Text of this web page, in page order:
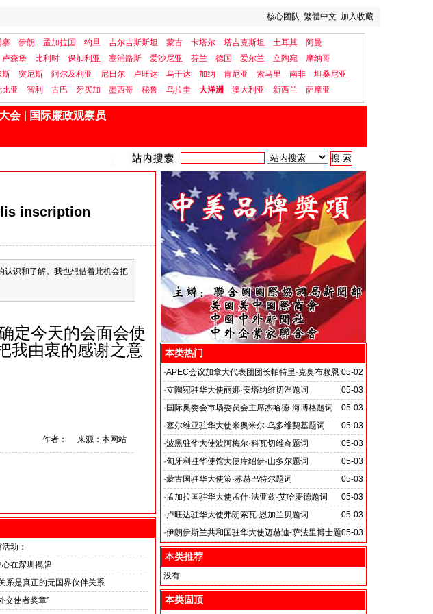
核心团队 繁體中文 加入收藏
寨 伊朗 孟加拉国 约旦 吉尔吉斯斯坦 蒙古 卡塔尔 塔吉克斯坦 土耳其
阿曼
卢森堡 比利时 保加利亚 塞浦路斯 爱沙尼亚 芬兰 德国 爱尔兰 立陶宛
摩纳哥
斯 突尼斯 阿尔及利亚 尼日尔 卢旺达 乌干达 加纳 肯尼亚 索马里 南非
坦桑尼亚
比亚 智利 古巴 牙买加 墨西哥 秘鲁 乌拉圭 大洋洲 澳大利亚 新西兰 萨摩亚
会 国际廉政观察员
inscription
认识和了解。我也想借着此机会把
定今天的会面会使
我由衷的感谢之意
作者： 来源：本网站
动：
培训专题研讨会
在深圳揭牌
系是真正的无国界伙伴关系
交使者奖章”
本类热门
05-02
·APEC会议加拿大代表团团长帕特里·克奥布赖恩
题词
05-03
·立陶宛驻华大使丽娜·安塔纳维切涅题词
05-03
· 国际奥委会市场委员会主席杰哈德·海博格题词
05-03
·塞尔维亚驻华大使米奥米尔·乌多维契基题词
05-03
·波黑驻华大使波阿梅尔·科瓦切维奇题词
05-03
·匈牙利驻华使馆大使库绍伊·山多尔题词
05-03
·蒙古国驻华大使策·苏赫巴特尔题词
05-03
·孟加拉国驻华大使孟什·法亚兹·艾哈麦德题词
05-03
·卢旺达驻华大使弗朗索瓦·恩加兰贝题词
05-03
·伊朗伊斯兰共和国驻华大使迈赫迪-萨法里博士题
词
本类推荐
没有
本类固顶